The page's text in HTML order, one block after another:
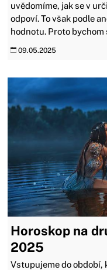
uvědomíme, jak se v
odpoví. To však podle
hodnotu. Proto bychom
09.05.2025
Horoskop na
2025
Vstupujeme do období,